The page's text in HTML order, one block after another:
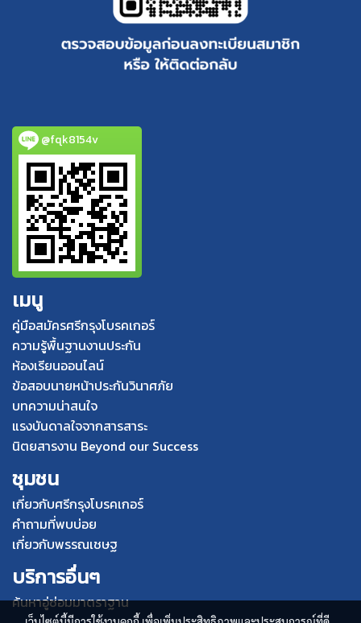
@fqk8154v
เมนู
คู่มือสมัครศรีกรุงโบรคเกอร์
ความรู้พื้นฐานงานประกัน
ห้องเรียนออนไลน์
ข้อสอบนายหน้าประกันวินาศภัย
บทความน่าสนใจ
แรงบันดาลใจจากสารสาระ
นิตยสารงาน Beyond our Success
ชุมชน
เกี่ยวกับศรีกรุงโบรคเกอร์
คำถามที่พบบ่อย
เกี่ยวกับพรรณเชษฐ
บริการอื่นๆ
ค้นหาอู่ซ่อมมาตราฐาน